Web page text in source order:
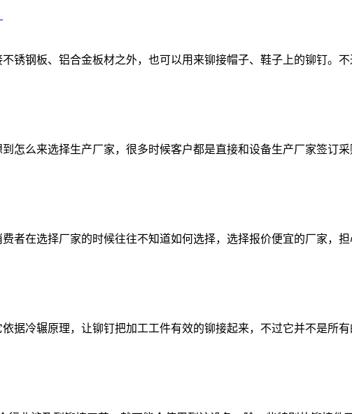
钢板、铝合金板材之外，也可以用来铆接帽子、鞋子上的铆钉。
么来选择生产厂家，很多时候客户都是直接和设备生产厂家签订
在选择厂家的时候往往不知道如何选择，选择报价便宜的厂家，
冷辗原理，让铆钉把加工工件有效的铆接起来，不过它并不是所